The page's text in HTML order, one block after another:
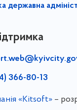
державна
366-80-13
«Kitsoft»–